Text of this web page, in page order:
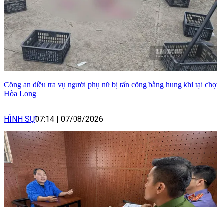
Công an điều tra vụ người phụ nữ bị tấn công bằng hung khí tại chợ
Hòa Long
HÌNH SỰ07:14 | 07/08/2026